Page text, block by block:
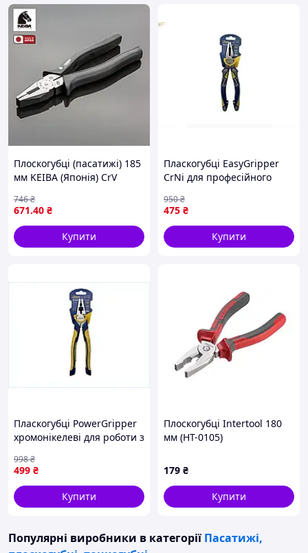
Плоскогубці (пасатижі) 185
мм KEIBA (Японія) CrV
671.40 ₴
746₴
Купити
Пласкогубці EasyGripper
CrNi для професійного
автоматичним
загостренням та
ергономічною рукояткою
475 ₴
950₴
Купити
Пласкогубці PowerGripper
хромонікелеві для роботи з
твердістю й ергономічною
ручкою
499 ₴
998₴
Купити
Плоскогубці Intertool 180
мм (HT-0105)
179 ₴
Купити
Популярні виробники в категорії Пасатижі,